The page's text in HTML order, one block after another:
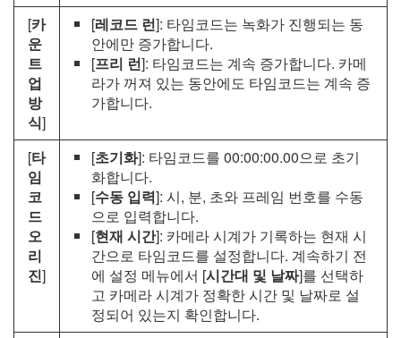
[카
운
트
업
방
식]
[레코드 런]: 타임코드는 녹화가 진행되는 동
안에만 증가합니다.
[프리 런]: 타임코드는 계속 증가합니다. 카메
라가 꺼져 있는 동안에도 타임코드는 계속 증
가합니다.
[타
임
코
드
오
리
진]
[초기화]: 타임코드를 00:00:00.00으로 초기
화합니다.
[수동 입력]: 시, 분, 초와 프레임 번호를 수동
으로 입력합니다.
[현재 시간]: 카메라 시계가 기록하는 현재 시
간으로 타임코드를 설정합니다. 계속하기 전
에 설정 메뉴에서 [시간대 및 날짜]를 선택하
고 카메라 시계가 정확한 시간 및 날짜로 설
정되어 있는지 확인합니다.